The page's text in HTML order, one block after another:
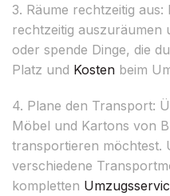
3. Räume rechtzeitig
rechtzeitig auszuräumen
oder spende Dinge, die
Platz und Kosten beim
4. Plane den Transport:
Möbel und Kartons von
transportieren möchtest.
verschiedene
kompletten